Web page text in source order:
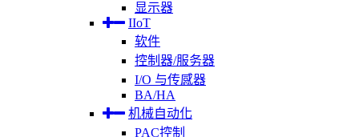
显示器
IIoT
软件
控制器/服务器
I/O 与传感器
BA/HA
机械自动化
PAC控制